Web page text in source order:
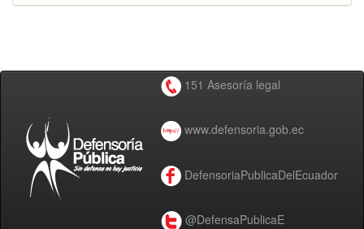
151 Asesoría legal
www.defensoria.gob.ec
DefensoriaPublicaDelEcuador
@DefensaPublicaE